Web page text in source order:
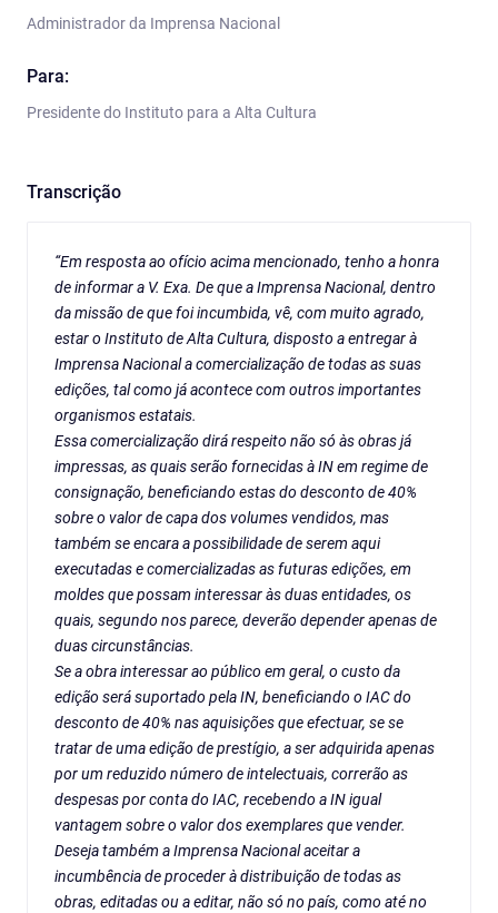
Administrador da Imprensa Nacional
Para:
Presidente do Instituto para a Alta Cultura
Transcrição
“Em resposta ao ofício acima mencionado, tenho a honra
de informar a V. Exa. De que a Imprensa Nacional, dentro
da missão de que foi incumbida, vê, com muito agrado,
estar o Instituto de Alta Cultura, disposto a entregar à
Imprensa Nacional a comercialização de todas as suas
edições, tal como já acontece com outros importantes
organismos estatais.
Essa comercialização dirá respeito não só às obras já
impressas, as quais serão fornecidas à IN em regime de
consignação, beneficiando estas do desconto de 40%
sobre o valor de capa dos volumes vendidos, mas
também se encara a possibilidade de serem aqui
executadas e comercializadas as futuras edições, em
moldes que possam interessar às duas entidades, os
quais, segundo nos parece, deverão depender apenas de
duas circunstâncias.
Se a obra interessar ao público em geral, o custo da
edição será suportado pela IN, beneficiando o IAC do
desconto de 40% nas aquisições que efectuar, se se
tratar de uma edição de prestígio, a ser adquirida apenas
por um reduzido número de intelectuais, correrão as
despesas por conta do IAC, recebendo a IN igual
vantagem sobre o valor dos exemplares que vender.
Deseja também a Imprensa Nacional aceitar a
incumbência de proceder à distribuição de todas as
obras, editadas ou a editar, não só no país, como até no